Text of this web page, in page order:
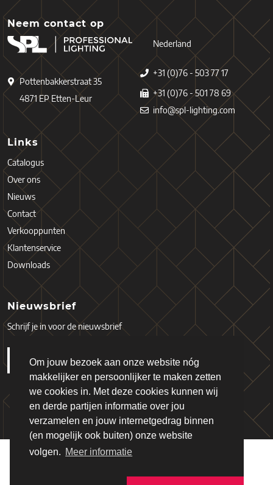
Om jouw bezoek aan onze website nóg
makkelijker en persoonlijker te maken zetten
we cookies in. Met deze cookies kunnen wij
en derde partijen informatie over jou
verzamelen en jouw internetgedrag binnen
(en mogelijk ook buiten) onze website
volgen. Meer informatie
Neem contact op
Pottenbakkerstraat 35
4871 EP Etten-Leur
Nederland
+31 (0)76 - 503 77 17
+31 (0)76 - 501 78 69
info@spl-lighting.com
Links
Catalogus
Over ons
Nieuws
Contact
Verkooppunten
Klantenservice
Downloads
Nieuwsbrief
Schrijf je in voor de nieuwsbrief
Copyright © 2026 - Schiefer
Algemene Voorwaarden
Privacy Policy